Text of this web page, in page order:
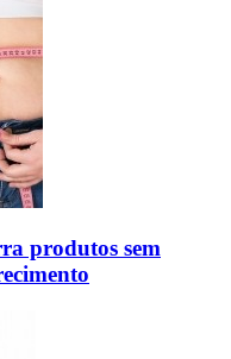
produtos sem